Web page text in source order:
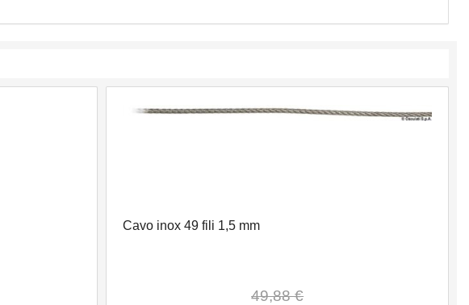
Cavo inox 49 fili 1,5 mm
49,88 €